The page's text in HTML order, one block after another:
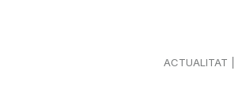
ACTUALITAT